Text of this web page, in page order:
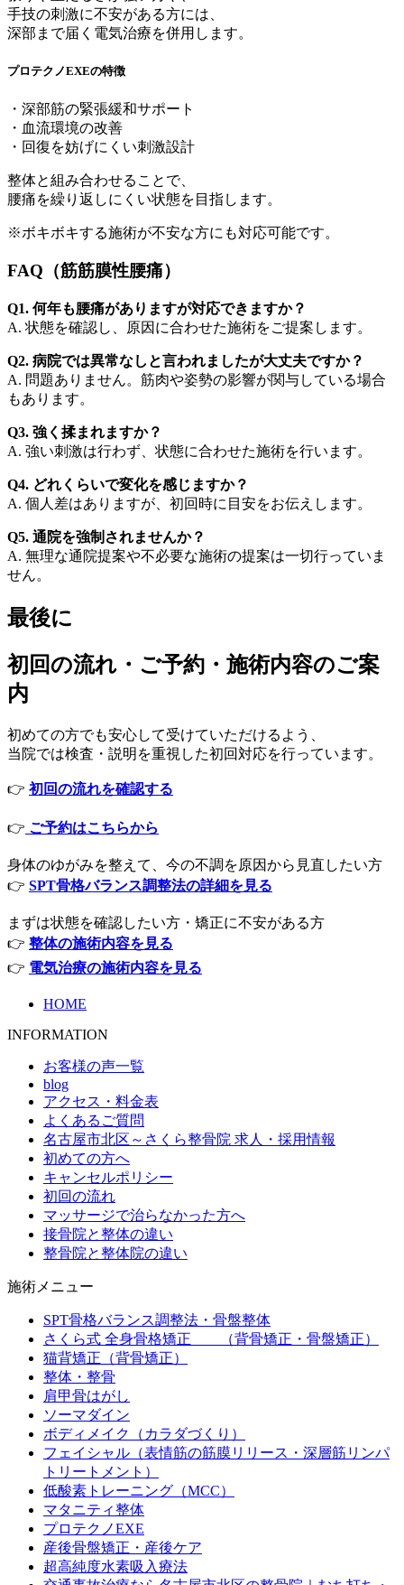
手技の刺激に不安がある方には、
深部まで届く電気治療を併用します。
プロテクノEXEの特徴
・深部筋の緊張緩和サポート
・血流環境の改善
・回復を妨げにくい刺激設計
整体と組み合わせることで、
腰痛を繰り返しにくい状態を目指します。
※ボキボキする施術が不安な方にも対応可能です。
FAQ（筋筋膜性腰痛）
Q1. 何年も腰痛がありますが対応できますか？
A. 状態を確認し、原因に合わせた施術をご提案します。
Q2. 病院では異常なしと言われましたが大丈夫ですか？
A. 問題ありません。筋肉や姿勢の影響が関与している場合
もあります。
Q3. 強く揉まれますか？
A. 強い刺激は行わず、状態に合わせた施術を行います。
Q4. どれくらいで変化を感じますか？
A. 個人差はありますが、初回時に目安をお伝えします。
Q5. 通院を強制されませんか？
A. 無理な通院提案や不必要な施術の提案は一切行っていま
せん。
最後に
初回の流れ・ご予約・施術内容のご案
内
初めての方でも安心して受けていただけるよう、
当院では検査・説明を重視した初回対応を行っています。
👉 初回の流れを確認する
👉 ご予約はこちらから
身体のゆがみを整えて、今の不調を原因から見直したい方
👉 SPT骨格バランス調整法の詳細を見る
まずは状態を確認したい方・矯正に不安がある方
👉 整体の施術内容を見る
👉 電気治療の施術内容を見る
HOME
INFORMATION
お客様の声一覧
blog
アクセス・料金表
よくあるご質問
名古屋市北区～さくら整骨院 求人・採用情報
初めての方へ
キャンセルポリシー
初回の流れ
マッサージで治らなかった方へ
接骨院と整体の違い
整骨院と整体院の違い
施術メニュー
SPT骨格バランス調整法・骨盤整体
さくら式 全身骨格矯正 （背骨矯正・骨盤矯正）
猫背矯正（背骨矯正）
整体・整骨
肩甲骨はがし
ソーマダイン
ボディメイク（カラダづくり）
フェイシャル（表情筋の筋膜リリース・深層筋リンパ
トリートメント）
低酸素トレーニング（MCC）
マタニティ整体
プロテクノEXE
産後骨盤矯正・産後ケア
超高純度水素吸入療法